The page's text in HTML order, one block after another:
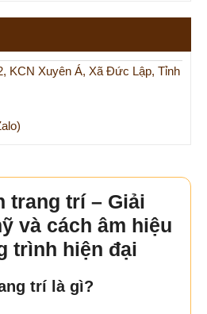
KCN Xuyên Á, Xã Đức Lập, Tỉnh
trang trí – Giải
và cách âm hiệu
trình hiện đại
trí là gì?